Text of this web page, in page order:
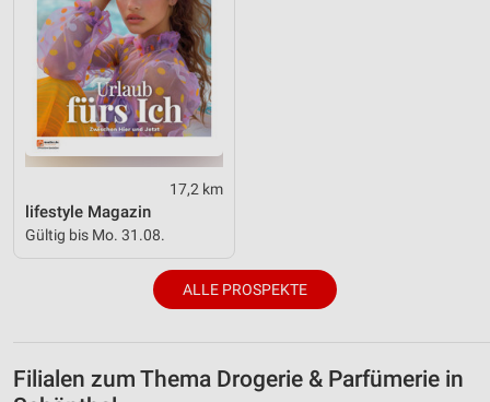
17,2 km
lifestyle Magazin
Gültig bis Mo. 31.08.
ALLE PROSPEKTE
Filialen zum Thema Drogerie & Parfümerie in